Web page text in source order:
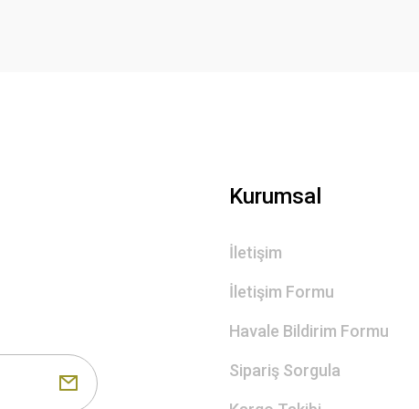
Kurumsal
İletişim
İletişim Formu
Havale Bildirim Formu
Sipariş Sorgula